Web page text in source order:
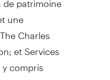
une
Charles
et Services
compris